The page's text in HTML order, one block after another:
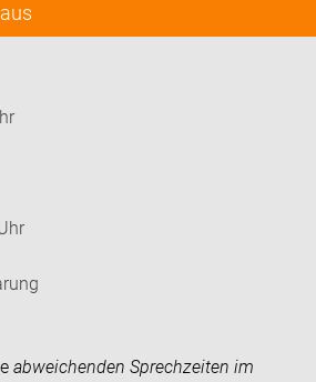
abweichenden Sprechzeiten im